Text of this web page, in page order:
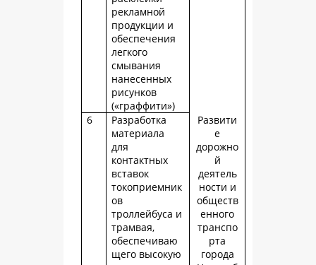
рекламной
продукции и
обеспечения
легкого
смывания
нанесенных
рисунков
(«граффити»)
Развити
е
дорожно
й
деятель
ности и
обществ
енного
транспо
рта
города
6
Разработка
материала
для
контактных
вставок
токоприемник
ов
троллейбуса и
трамвая,
обеспечиваю
щего высокую